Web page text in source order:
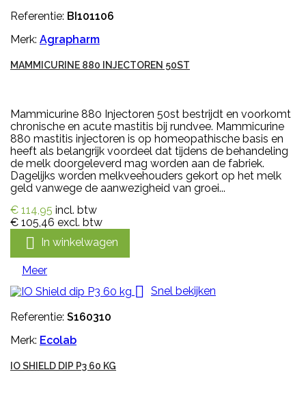
Referentie: BI101106
Merk: Agrapharm
MAMMICURINE 880 INJECTOREN 50ST
Mammicurine 880 Injectoren 50st bestrijdt en voorkomt
chronische en acute mastitis bij rundvee. Mammicurine
880 mastitis injectoren is op homeopathische basis en
heeft als belangrijk voordeel dat tijdens de behandeling
de melk doorgeleverd mag worden aan de fabriek.
Dagelijks worden melkveehouders gekort op het melk
geld vanwege de aanwezigheid van groei...
€ 114,95 incl. btw
€ 105,46 excl. btw
 In winkelwagen
Meer
 Snel bekijken
Referentie: S160310
Merk: Ecolab
IO SHIELD DIP P3 60 KG